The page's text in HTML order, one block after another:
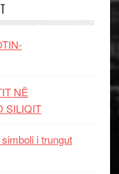
NË
SILIQIT
i trungut